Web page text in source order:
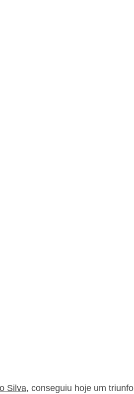
Silva, conseguiu hoje um triunfo